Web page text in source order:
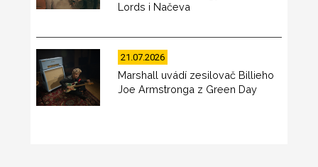
Lords i Načeva
21.07.2026
Marshall uvádí zesilovač Billieho
Joe Armstronga z Green Day